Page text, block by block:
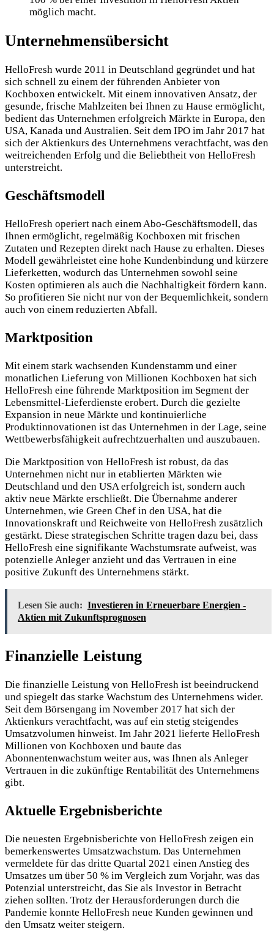
möglich macht.
Unternehmensübersicht
HelloFresh wurde 2011 in Deutschland gegründet und hat
sich schnell zu einem der führenden Anbieter von
Kochboxen entwickelt. Mit einem innovativen Ansatz, der
gesunde, frische Mahlzeiten bei Ihnen zu Hause ermöglicht,
bedient das Unternehmen erfolgreich Märkte in Europa, den
USA, Kanada und Australien. Seit dem IPO im Jahr 2017 hat
sich der Aktienkurs des Unternehmens verachtfacht, was den
weitreichenden Erfolg und die Beliebtheit von HelloFresh
unterstreicht.
Geschäftsmodell
HelloFresh operiert nach einem Abo-Geschäftsmodell, das
Ihnen ermöglicht, regelmäßig Kochboxen mit frischen
Zutaten und Rezepten direkt nach Hause zu erhalten. Dieses
Modell gewährleistet eine hohe Kundenbindung und kürzere
Lieferketten, wodurch das Unternehmen sowohl seine
Kosten optimieren als auch die Nachhaltigkeit fördern kann.
So profitieren Sie nicht nur von der Bequemlichkeit, sondern
auch von einem reduzierten Abfall.
Marktposition
Mit einem stark wachsenden Kundenstamm und einer
monatlichen Lieferung von Millionen Kochboxen hat sich
HelloFresh eine führende Marktposition im Segment der
Lebensmittel-Lieferdienste erobert. Durch die gezielte
Expansion in neue Märkte und kontinuierliche
Produktinnovationen ist das Unternehmen in der Lage, seine
Wettbewerbsfähigkeit aufrechtzuerhalten und auszubauen.
Die Marktposition von HelloFresh ist robust, da das
Unternehmen nicht nur in etablierten Märkten wie
Deutschland und den USA erfolgreich ist, sondern auch
aktiv neue Märkte erschließt. Die Übernahme anderer
Unternehmen, wie Green Chef in den USA, hat die
Innovationskraft und Reichweite von HelloFresh zusätzlich
gestärkt. Diese strategischen Schritte tragen dazu bei, dass
HelloFresh eine signifikante Wachstumsrate aufweist, was
potenzielle Anleger anzieht und das Vertrauen in eine
positive Zukunft des Unternehmens stärkt.
Lesen Sie auch: Investieren in Erneuerbare Energien -
Aktien mit Zukunftsprognosen
Finanzielle Leistung
Die finanzielle Leistung von HelloFresh ist beeindruckend
und spiegelt das starke Wachstum des Unternehmens wider.
Seit dem Börsengang im November 2017 hat sich der
Aktienkurs verachtfacht, was auf ein stetig steigendes
Umsatzvolumen hinweist. Im Jahr 2021 lieferte HelloFresh
Millionen von Kochboxen und baute das
Abonnentenwachstum weiter aus, was Ihnen als Anleger
Vertrauen in die zukünftige Rentabilität des Unternehmens
gibt.
Aktuelle Ergebnisberichte
Die neuesten Ergebnisberichte von HelloFresh zeigen ein
bemerkenswertes Umsatzwachstum. Das Unternehmen
vermeldete für das dritte Quartal 2021 einen Anstieg des
Umsatzes um über 50 % im Vergleich zum Vorjahr, was das
Potenzial unterstreicht, das Sie als Investor in Betracht
ziehen sollten. Trotz der Herausforderungen durch die
Pandemie konnte HelloFresh neue Kunden gewinnen und
den Umsatz weiter steigern.